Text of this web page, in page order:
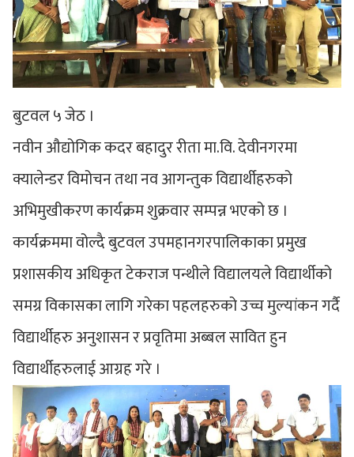
बुटवल ५ जेठ ।
नवीन औद्योगिक कदर बहादुर रीता मा.वि. देवीनगरमा
क्यालेन्डर विमोचन तथा नव आगन्तुक विद्यार्थीहरुको
अभिमुखीकरण कार्यक्रम शुक्रवार सम्पन्न भएको छ ।
कार्यक्रममा वोल्दै बुटवल उपमहानगरपालिकाका प्रमुख
प्रशासकीय अधिकृत टेकराज पन्थीले विद्यालयले विद्यार्थीको
समग्र विकासका लागि गरेका पहलहरुको उच्च मुल्यांकन गर्दै
विद्यार्थीहरु अनुशासन र प्रवृतिमा अब्बल सावित हुन
विद्यार्थीहरुलाई आग्रह गरे ।